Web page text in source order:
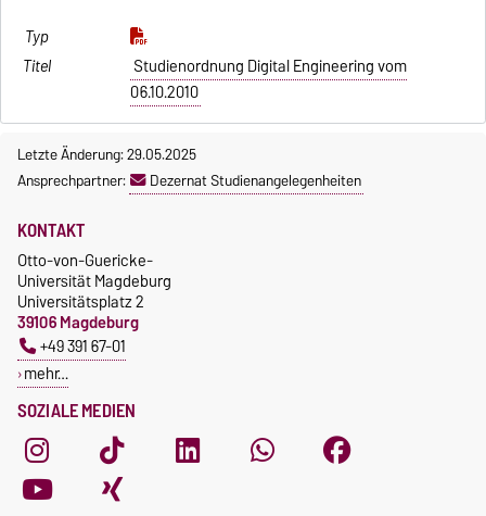
Studienordnung Digital Engineering vom
06.10.2010
Letzte Änderung: 29.05.2025
Ansprechpartner:
Dezernat Studienangelegenheiten
SOZIALE MEDIEN
KONTAKT
Otto-von-Guericke-
Universität Magdeburg
Universitätsplatz 2
39106 Magdeburg
+49 391 67-01
mehr…